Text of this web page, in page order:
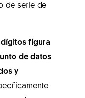
de serie de
figura
de datos
y